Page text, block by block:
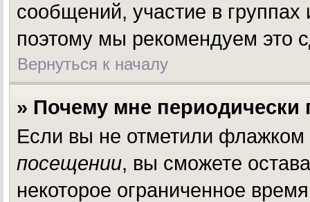
сообщений, участие в группах
поэтому мы рекомендуем это
Вернуться к началу
» Почему мне периодически
Если вы не отметили флажком
посещении, вы сможете
некоторое ограниченное